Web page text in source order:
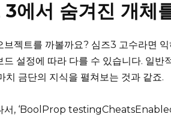
3에서 숨겨진 개체
브젝트를 까볼까요? 심즈3 고수라면
드 설정에 따라 다를 수 있습니다. 일
치 금단의 지식을 펼쳐보는 것과 같죠.
서, ‘BoolProp testingCheatsEnabled